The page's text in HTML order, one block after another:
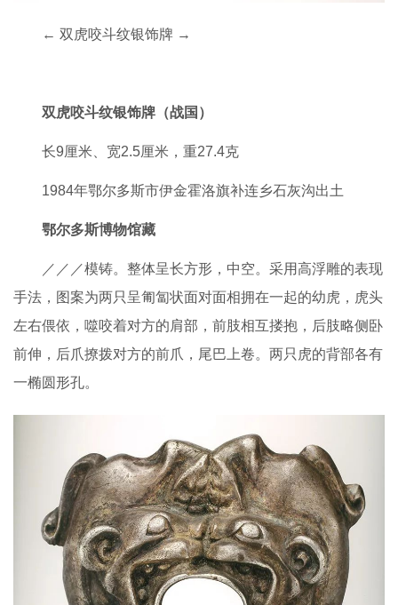
← 双虎咬斗纹银饰牌 →
双虎咬斗纹银饰牌（战国）
长9厘米、宽2.5厘米，重27.4克
1984年鄂尔多斯市伊金霍洛旗补连乡石灰沟出土
鄂尔多斯博物馆藏
／／／模铸。整体呈长方形，中空。采用高浮雕的表现
手法，图案为两只呈匍匐状面对面相拥在一起的幼虎，虎头
左右偎依，噬咬着对方的肩部，前肢相互搂抱，后肢略侧卧
前伸，后爪撩拨对方的前爪，尾巴上卷。两只虎的背部各有
一椭圆形孔。